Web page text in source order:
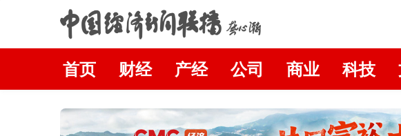
首页 财经 产经 公司 商业 科技